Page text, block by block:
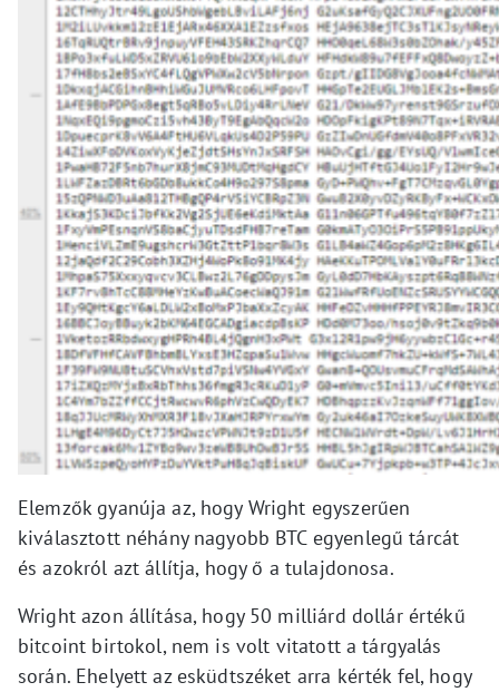
Elemzők gyanúja az, hogy Wright egyszerűen
kiválasztott néhány nagyobb BTC egyenlegű tárcát
és azokról azt állítja, hogy ő a tulajdonosa.
Wright azon állítása, hogy 50 milliárd dollár értékű
bitcoint birtokol, nem is volt vitatott a tárgyalás
során. Ehelyett az esküdtszéket arra kérték fel, hogy